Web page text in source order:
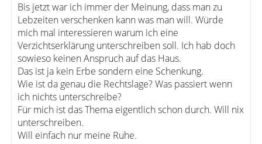
Bis jetzt war ich immer der Meinung, dass man zu
Lebzeiten verschenken kann was man will. Würde
mich mal interessieren warum ich eine
Verzichtserklärung unterschreiben soll. Ich hab doch
sowieso keinen Anspruch auf das Haus.
Das ist ja kein Erbe sondern eine Schenkung.
Wie ist da genau die Rechtslage? Was passiert wenn
ich nichts unterschreibe?
Für mich ist das Thema eigentlich schon durch. Will nix
unterschreiben.
Will einfach nur meine Ruhe.